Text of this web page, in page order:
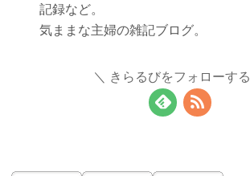
記録など。
気ままな主婦の雑記ブログ。
きらるびをフォローする